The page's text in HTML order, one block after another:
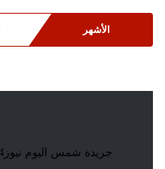
الأشهر